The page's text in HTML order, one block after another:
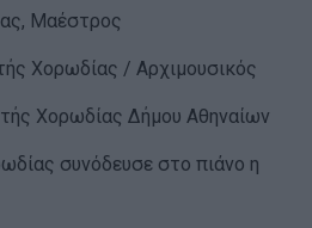
Μαέστρος
Χορωδίας / Αρχιμουσικός
Χορωδίας Δήμου Αθηναίων
συνόδευσε στο πιάνο η